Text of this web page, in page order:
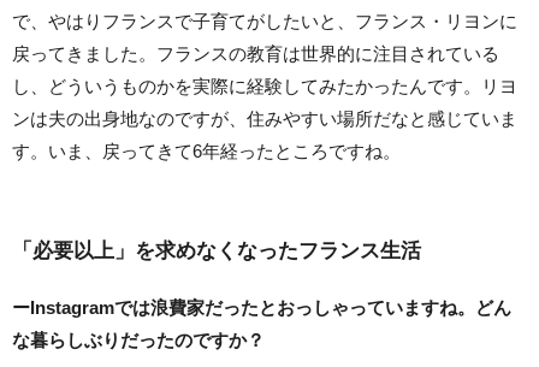
で、やはりフランスで子育てがしたいと、フランス・リヨンに
戻ってきました。フランスの教育は世界的に注目されている
し、どういうものかを実際に経験してみたかったんです。リヨ
ンは夫の出身地なのですが、住みやすい場所だなと感じていま
す。いま、戻ってきて6年経ったところですね。
「必要以上」を求めなくなったフランス生活
ーInstagramでは浪費家だったとおっしゃっていますね。どん
な暮らしぶりだったのですか？